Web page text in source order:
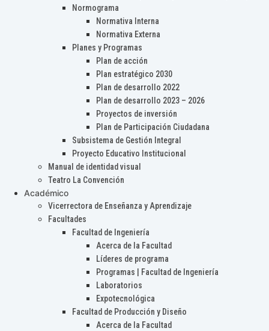
Normograma
Normativa Interna
Normativa Externa
Planes y Programas
Plan de acción
Plan estratégico 2030
Plan de desarrollo 2022
Plan de desarrollo 2023 – 2026
Proyectos de inversión
Plan de Participación Ciudadana
Subsistema de Gestión Integral
Proyecto Educativo Institucional
Manual de identidad visual
Teatro La Convención
Académico
Vicerrectora de Enseñanza y Aprendizaje
Facultades
Facultad de Ingeniería
Acerca de la Facultad
Líderes de programa
Programas | Facultad de Ingeniería
Laboratorios
Expotecnológica
Facultad de Producción y Diseño
Acerca de la Facultad